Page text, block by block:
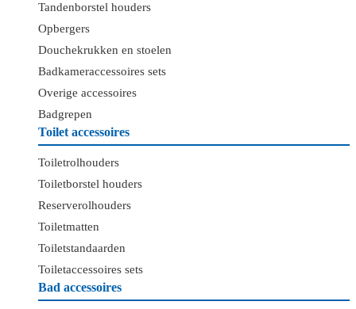
Tandenborstel houders
Opbergers
Douchekrukken en stoelen
Badkameraccessoires sets
Overige accessoires
Badgrepen
Toilet accessoires
Toiletrolhouders
Toiletborstel houders
Reserverolhouders
Toiletmatten
Toiletstandaarden
Toiletaccessoires sets
Bad accessoires